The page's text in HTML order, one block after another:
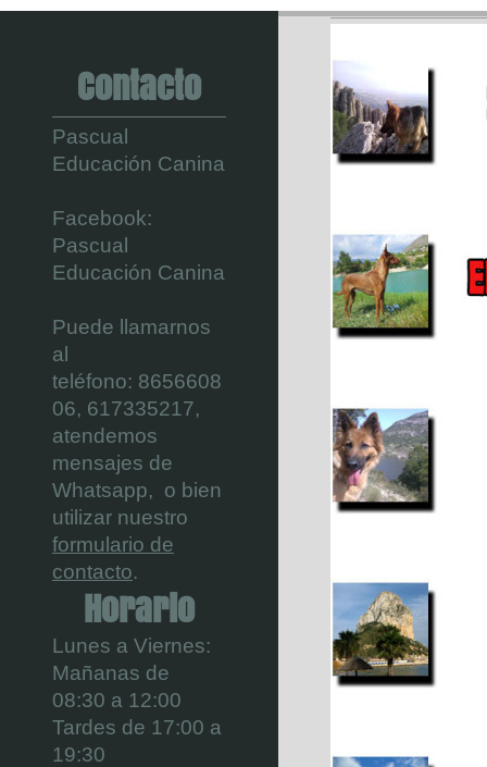
Contacto
Pascual
Educación Canina
Facebook:
Pascual
Educación Canina
Puede llamarnos
al
teléfono: 8656608
06, 617335217,
atendemos
mensajes de
Whatsapp, o bien
utilizar nuestro
formulario de
contacto.
Horario
Lunes a Viernes:
Mañanas de
08:30 a 12:00
Tardes de 17:00 a
19:30